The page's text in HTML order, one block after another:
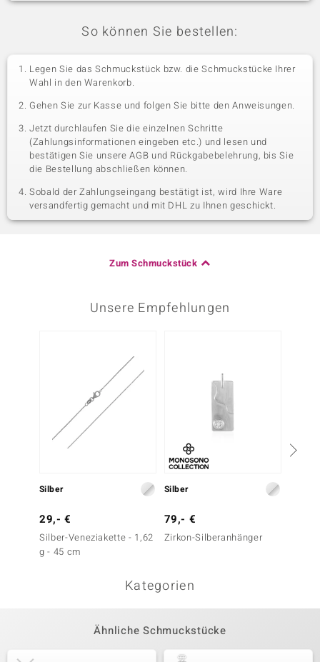
So können Sie bestellen:
Legen Sie das Schmuckstück bzw. die Schmuckstücke Ihrer
Wahl in den Warenkorb.
Gehen Sie zur Kasse und folgen Sie bitte den Anweisungen.
Jetzt durchlaufen Sie die einzelnen Schritte
(Zahlungsinformationen eingeben etc.) und lesen und
bestätigen Sie unsere AGB und Rückgabebelehrung, bis Sie
die Bestellung abschließen können.
Sobald der Zahlungseingang bestätigt ist, wird Ihre Ware
versandfertig gemacht und mit DHL zu Ihnen geschickt.
Zum Schmuckstück
Unsere Empfehlungen
Silber
29,- €
Silber-Veneziakette - 1,62
g - 45 cm
Silber
79,- €
Zirkon-Silberanhänger
Kategorien
Ähnliche Schmuckstücke